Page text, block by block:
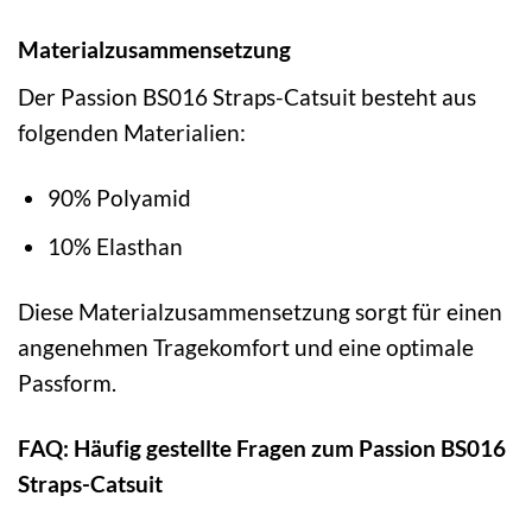
Materialzusammensetzung
Der Passion BS016 Straps-Catsuit besteht aus
folgenden Materialien:
90% Polyamid
10% Elasthan
Diese Materialzusammensetzung sorgt für einen
angenehmen Tragekomfort und eine optimale
Passform.
FAQ: Häufig gestellte Fragen zum Passion BS016
Straps-Catsuit